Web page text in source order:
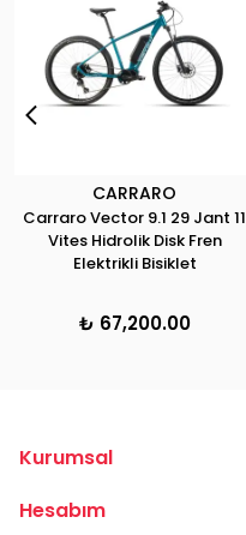
CARRARO
Carraro Vector 9.1 29 Jant 11
Vites Hidrolik Disk Fren
Elektrikli Bisiklet
₺ 67,200.00
Kurumsal
Hesabım